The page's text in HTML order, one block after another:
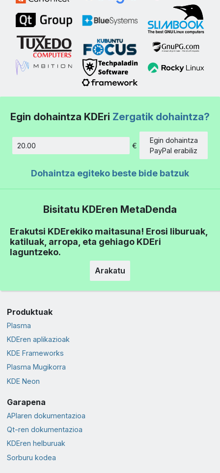
Egin dohaintza KDEri Zergatik dohaintza?
Kopurua
€
Egin dohaintza
PayPal erabiliz
Dohaintza egiteko beste bide batzuk
Bisitatu KDEren MetaDenda
Erakutsi KDErekiko maitasuna! Erosi liburuak,
katiluak, arropa, eta gehiago KDEri
laguntzeko.
Arakatu
Produktuak
Plasma
KDEren aplikazioak
KDE Frameworks
Plasma Mugikorra
KDE Neon
Garapena
APIaren dokumentazioa
Qt-ren dokumentazioa
KDEren helburuak
Sorburu kodea